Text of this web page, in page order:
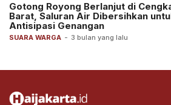
SUARA WARGA - 3 bulan yang lalu
Gotong Royong Berlanjut di
Barat, Saluran Air Dibersihkan
Antisipasi Genangan